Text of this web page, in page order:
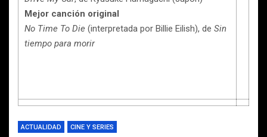
Mejor canción original
No Time To Die (interpretada por Billie Eilish), de Sin
tiempo para morir
ACTUALIDAD CINE Y SERIES